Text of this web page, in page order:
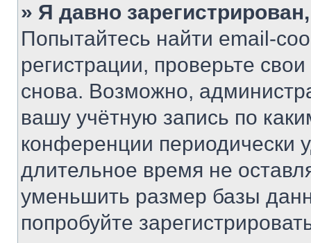
» Я давно
Попытайтесь найти email-
регистрации, проверьте
снова. Возможно,
вашу учётную запись по
конференции периодически
длительное время не
уменьшить размер базы
попробуйте